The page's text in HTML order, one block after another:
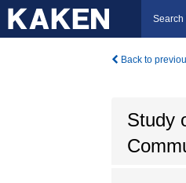
Search
Back to
Study